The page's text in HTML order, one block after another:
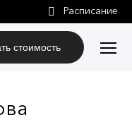
стоимость